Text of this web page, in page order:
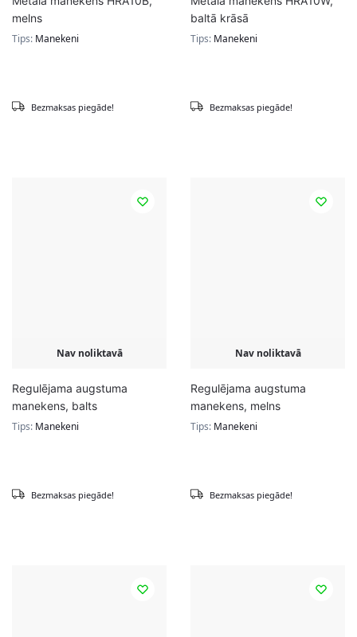
melns
Tips: Manekeni
Bezmaksas piegāde!
baltā krāsā
Tips: Manekeni
Bezmaksas piegāde!
Nav noliktavā
Regulējama augstuma
manekens, balts
Tips: Manekeni
Bezmaksas piegāde!
Nav noliktavā
Regulējama augstuma
manekens, melns
Tips: Manekeni
Bezmaksas piegāde!